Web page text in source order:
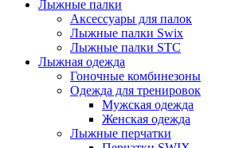
Лыжные палки
Аксессуары для палок
Лыжные палки Swix
Лыжные палки STC
Лыжная одежда
Гоночные комбинезоны
Одежда для тренировок
Мужская одежда
Женская одежда
Лыжные перчатки